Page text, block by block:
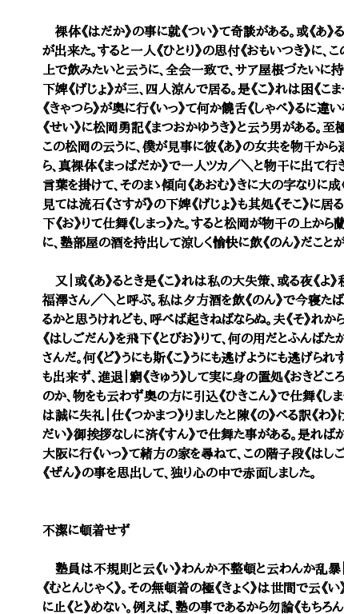
裸体《はだか》の事に就《つい》て奇談がある。或《あ
が出来た。すると一人《ひとり》の思付《おもいつき》に、
上で飲みたいと云うに、全会一致で、サア屋根づたいに
下婢《げじょ》が三、四人涼んで居る。是《こ》れは困《こ
《きゃつら》が奥に行《いっ》て何か饒舌《しゃべ》るに違
《せい》に松岡勇記《まつおかゆうき》と云う男がある。至
この松岡の云うに、僕が見事に彼《あ》の女共を物干から
ら、真裸体《まっぱだか》で一人ツカ／＼と物干に出て行
言葉を掛けて、そのまゝ傾向《あおむ》きに大の字なりに成
見ては流石《さすが》の下婢《げじょ》も其処《そこ》に居
下《お》りて仕舞《しまっ》た。すると松岡が物干の上か
に、塾部屋の酒を持出して涼しく愉快に飲《のん》だことが
又｜或《あ》るとき是《こ》れは私の大失策、或る夜《よ
福澤さん／＼と呼ぶ。私は夕方酒を飲《のん》で今寝た
るかと思うけれども、呼べば起きねばならぬ。夫《そ》れ
《はしごだん》を飛下《とびお》りて、何の用だとふんば
さんだ。何《ど》うにも斯《こ》うにも逃げようにも逃げら
も出来ず、進退｜窮《きゅう》して実に身の置処《おきど
のか、物をも云わず奥の方に引込《ひきこん》で仕舞《し
は誠に失礼｜仕《つかまつ》りましたと陳《の》べる訳《わ
だい》御挨拶なしに済《すん》で仕舞た事がある。是れ
大阪に行《いっ》て緒方の家を尋ねて、この階子段《はし
《ぜん》の事を思出して、独り心の中で赤面しました。
不潔に頓着せず
塾員は不規則と云《い》わんか不整頓と云わんか乱暴
《むとんじゃく》。その無頓着の極《きょく》は世間で云《
に止《と》めない。例えば、塾の事であるから勿論《もちろ